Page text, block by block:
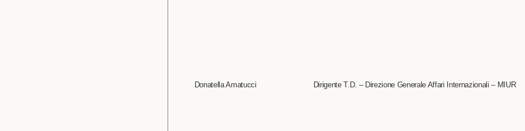
Donatella Amatucci Dirigente T.D. – Direzione Generale Affari Internazionali – MIUR